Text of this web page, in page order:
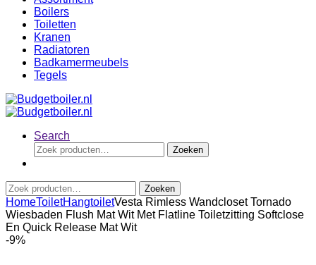
Boilers
Toiletten
Kranen
Radiatoren
Badkamermeubels
Tegels
Search
Zoeken
naar:
Zoeken
Zoeken
naar:
Zoeken
HomeToiletHangtoiletVesta Rimless Wandcloset Tornado
Wiesbaden Flush Mat Wit Met Flatline Toiletzitting Softclose
En Quick Release Mat Wit
-9%